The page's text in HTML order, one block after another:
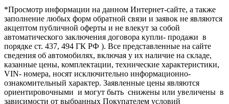
*Просмотр информации на данном Интернет-сайте, а также
заполнение любых форм обратной связи и заявок не являются
акцептом публичной оферты и не влекут за собой
автоматического заключения договора купли- продажи в
порядке ст. 437, 494 ГК РФ ). Все представленные на сайте
сведения об автомобилях, включая у их наличие на складе,
казанные цены, комплектации, технические характеристики,
VIN- номера, носят исключительно информационно-
ознакомительный характер. Заявленные цены являются
ориентировочными и могут быть снижены или увеличены в
зависимости от выбранных Покупателем условий